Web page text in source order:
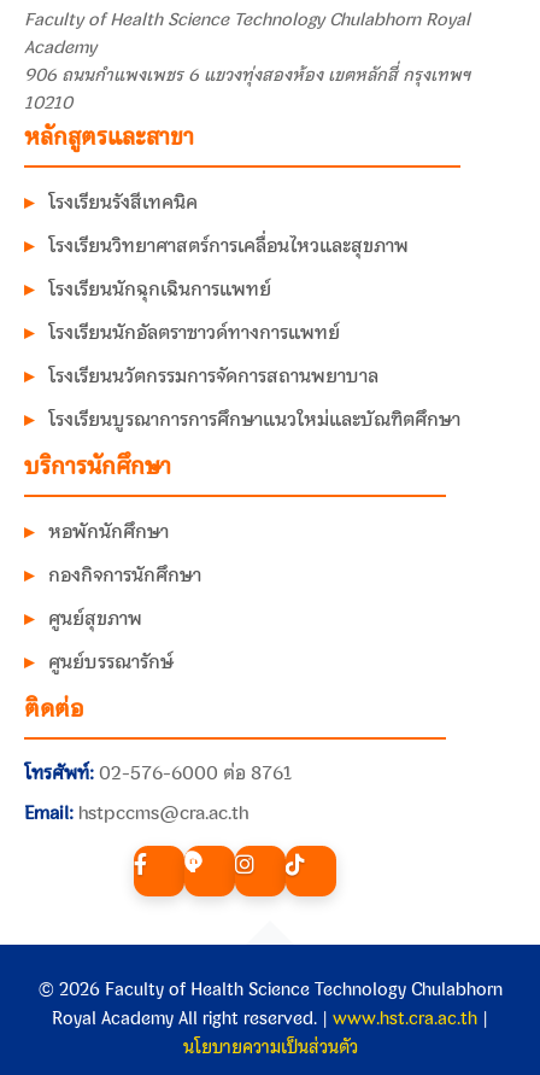
Faculty of Health Science Technology Chulabhorn Royal
Academy
906 ถนนกำแพงเพชร 6 แขวงทุ่งสองห้อง เขตหลักสี่ กรุงเทพฯ
10210
หลักสูตรและสาขา
โรงเรียนรังสีเทคนิค
โรงเรียนวิทยาศาสตร์การเคลื่อนไหวและสุขภาพ
โรงเรียนนักฉุกเฉินการแพทย์
โรงเรียนนักอัลตราซาวด์ทางการแพทย์
โรงเรียนนวัตกรรมการจัดการสถานพยาบาล
โรงเรียนบูรณาการการศึกษาแนวใหม่และบัณฑิตศึกษา
บริการนักศึกษา
หอพักนักศึกษา
กองกิจการนักศึกษา
ศูนย์สุขภาพ
ศูนย์บรรณารักษ์
ติดต่อ
โทรศัพท์:02-576-6000 ต่อ 8761
Email: hstpccms@cra.ac.th
© 2026 Faculty of Health Science Technology Chulabhorn
Royal Academy All right reserved. | www.hst.cra.ac.th |
นโยบายความเป็นส่วนตัว